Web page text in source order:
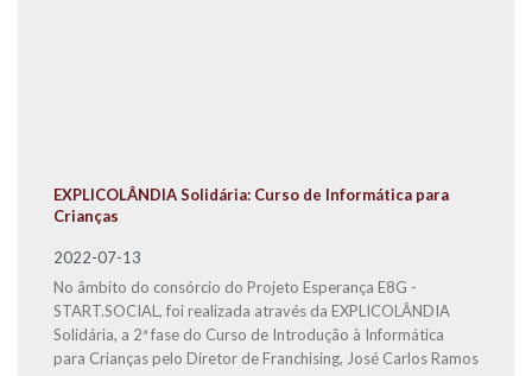
EXPLICOLÂNDIA Solidária: Curso de Informática para
Crianças
2022-07-13
No âmbito do consórcio do Projeto Esperança E8G -
START.SOCIAL, foi realizada através da EXPLICOLÂNDIA
Solidária, a 2ª fase do Curso de Introdução à Informática
para Crianças pelo Diretor de Franchising, José Carlos Ramos